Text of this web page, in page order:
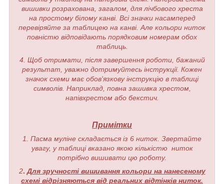
вишивки розрахована, загалом, для лічбового хреста
на простому білому канві. Всі значки насамперед
перевіряйте за таблицею на канві. Але кольори ниток
повністю відповідають порядковим номерам обох
таблиць.
4. Щоб отримати, після завершення роботи, бажаний
результат, уважно дотримуйтесь інструкції. Кожен
значок схеми має обов'язкову інструкцію в таблиці
символів. Наприклад, повна зашивка хрестом,
напівхрестом або бекстич.
Примітки
1. Пасма муліне складається із 6 ниток. Звертайте
увагу, у таблиці вказано якою кількістю ниток
потрібно вишивати цю роботу.
2. Для зручності вишивання кольори на нанесеному
схемі відрізняються від реальних відтінків ниток.